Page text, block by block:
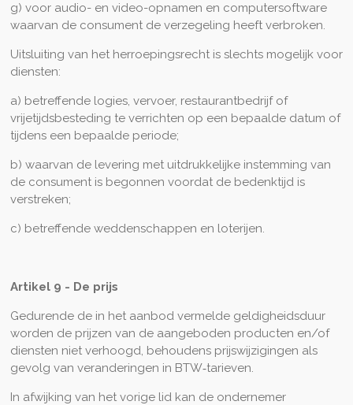
g) voor audio- en video-opnamen en computersoftware
waarvan de consument de verzegeling heeft verbroken.
Uitsluiting van het herroepingsrecht is slechts mogelijk voor
diensten:
a) betreffende logies, vervoer, restaurantbedrijf of
vrijetijdsbesteding te verrichten op een bepaalde datum of
tijdens een bepaalde periode;
b) waarvan de levering met uitdrukkelijke instemming van
de consument is begonnen voordat de bedenktijd is
verstreken;
c) betreffende weddenschappen en loterijen.
Artikel 9 - De prijs
Gedurende de in het aanbod vermelde geldigheidsduur
worden de prijzen van de aangeboden producten en/of
diensten niet verhoogd, behoudens prijswijzigingen als
gevolg van veranderingen in BTW‑tarieven.
In afwijking van het vorige lid kan de ondernemer